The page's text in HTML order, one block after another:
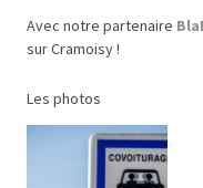
Avec notre partenaire
sur Cramoisy !
Les photos